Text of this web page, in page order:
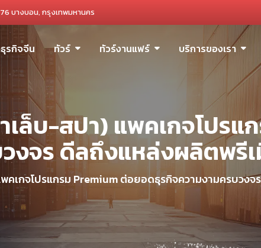
บางบอน, กรุงเทพมหานคร
รกิจจีน ทัวร์ ทัวร์งานแฟร์ บริการของเรา
ล็บ-สปา) แพคเกจโปรแ
งจร ดีลถึงแหล่งผลิตพรี
เกจโปรแกรม Premium ต่อยอดธุรกิจความงามครบวงจ